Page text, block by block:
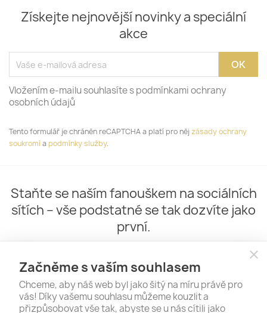
Získejte nejnovější novinky a speciální
akce
Vložením e-mailu souhlasíte s podmínkami ochrany
osobních údajů
Tento formulář je chráněn reCAPTCHA a platí pro něj zásady ochrany
soukromía podmínky služby.
Staňte se naším fanouškem na sociálních
sítích – vše podstatné se tak dozvíte jako
první.
close
Začněme s vaším souhlasem
Chceme, aby náš web byl jako šitý na míru právě pro
vás! Díky vašemu souhlasu můžeme kouzlit a
přizpůsobovat vše tak, abyste se u nás cítili jako